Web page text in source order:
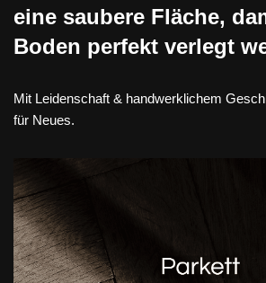
eine saubere Fläche,
Boden perfekt verlegt
Mit Leidenschaft & handwerklichem
für Neues.